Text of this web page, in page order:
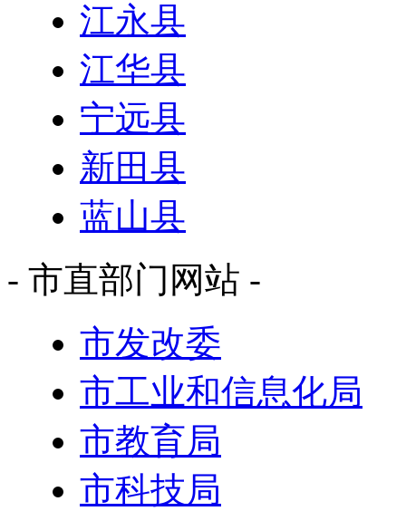
江永县
江华县
宁远县
新田县
蓝山县
- 市直部门网站 -
市发改委
市工业和信息化局
市教育局
市科技局